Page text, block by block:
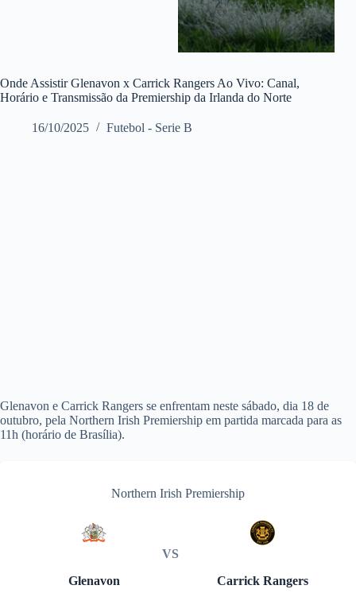
Onde Assistir Glenavon x Carrick Rangers Ao Vivo: Canal,
Horário e Transmissão da Premiership da Irlanda do Norte
16/10/2025 Futebol - Serie B
Glenavon e Carrick Rangers se enfrentam neste sábado, dia 18 de
outubro, pela Northern Irish Premiership em partida marcada para as
11h (horário de Brasília).
Northern Irish Premiership
Glenavon
VS
Carrick Rangers